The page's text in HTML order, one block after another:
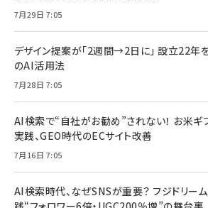
7月29日 7:05
デザイン提案が「2週間→2日に」 設立22年
のAI活用法
7月28日 7:05
AI検索で“自社がお勧め”されない！ お米ギ
実践、GEO時代のECサイト改善
7月16日 7:05
AI検索時代、なぜSNSが重要？ フジドリー